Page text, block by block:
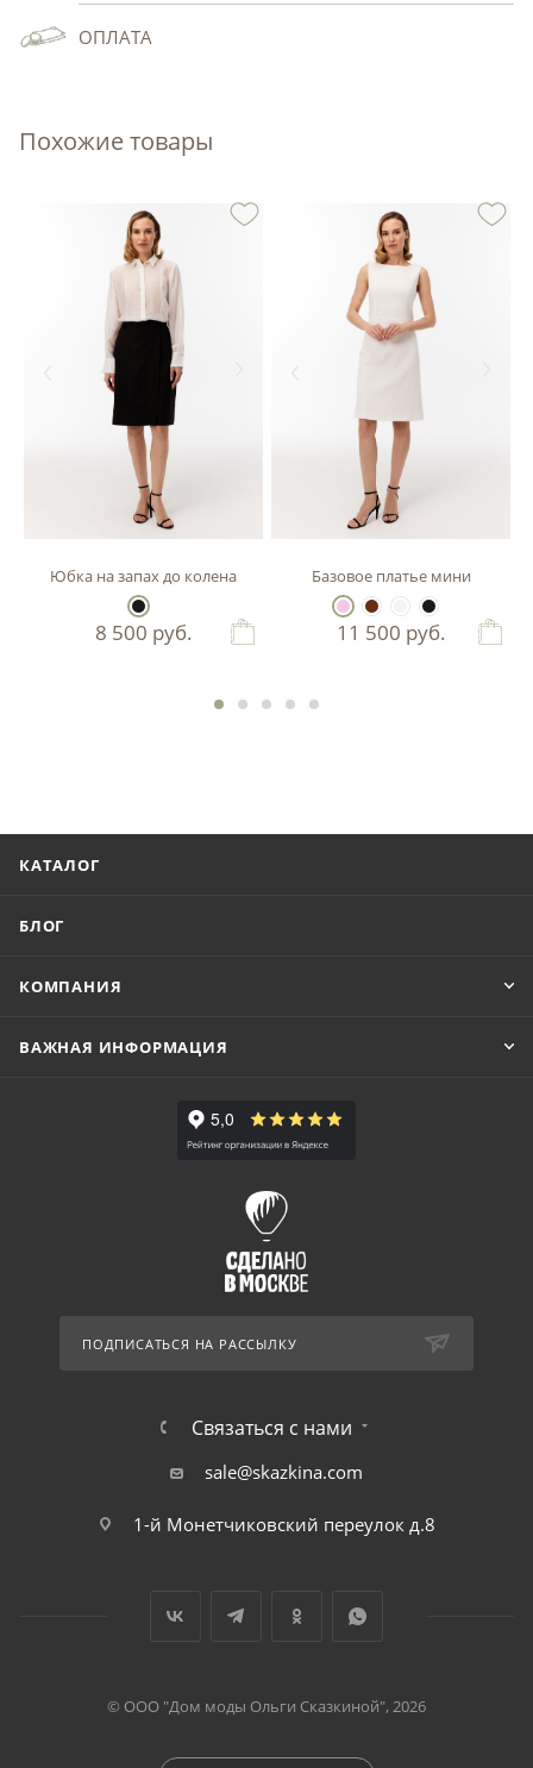
ОПЛАТА
Похожие товары
Юбка на запах до колена
8 500 руб.
Базовое платье мини
11 500 руб.
КАТАЛОГ
БЛОГ
КОМПАНИЯ
ВАЖНАЯ ИНФОРМАЦИЯ
ПОДПИСАТЬСЯ НА РАССЫЛКУ
Связаться с нами
sale@skazkina.com
1-й Монетчиковский переулок д.8
© ООО "Дом моды Ольги Сказкиной", 2026